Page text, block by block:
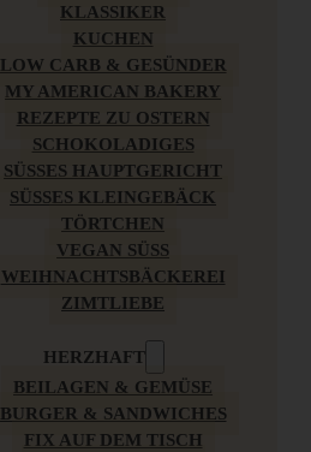
KLASSIKER
KUCHEN
LOW CARB & GESÜNDER
MY AMERICAN BAKERY
REZEPTE ZU OSTERN
SCHOKOLADIGES
SÜSSES HAUPTGERICHT
SÜSSES KLEINGEBÄCK
TÖRTCHEN
VEGAN SÜSS
WEIHNACHTSBÄCKEREI
ZIMTLIEBE
HERZHAFT
BEILAGEN & GEMÜSE
BURGER & SANDWICHES
FIX AUF DEM TISCH